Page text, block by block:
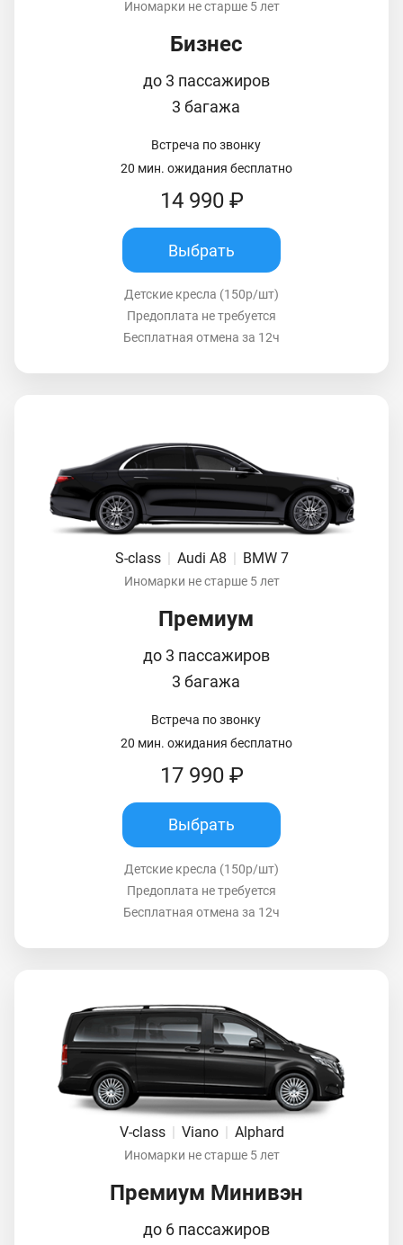
Иномарки не старше 5 лет
Бизнес
до 3 пассажиров
3 багажа
Встреча по звонку
20 мин. ожидания бесплатно
14 990 ₽
Выбрать
Детские кресла (150р/шт)
Предоплата не требуется
Бесплатная отмена за 12ч
S-class | Audi A8 | BMW 7
Иномарки не старше 5 лет
Премиум
до 3 пассажиров
3 багажа
Встреча по звонку
20 мин. ожидания бесплатно
17 990 ₽
Выбрать
Детские кресла (150р/шт)
Предоплата не требуется
Бесплатная отмена за 12ч
V-class Viano Alphard
Иномарки не старше 5 лет
Премиум Минивэн
до 6 пассажиров